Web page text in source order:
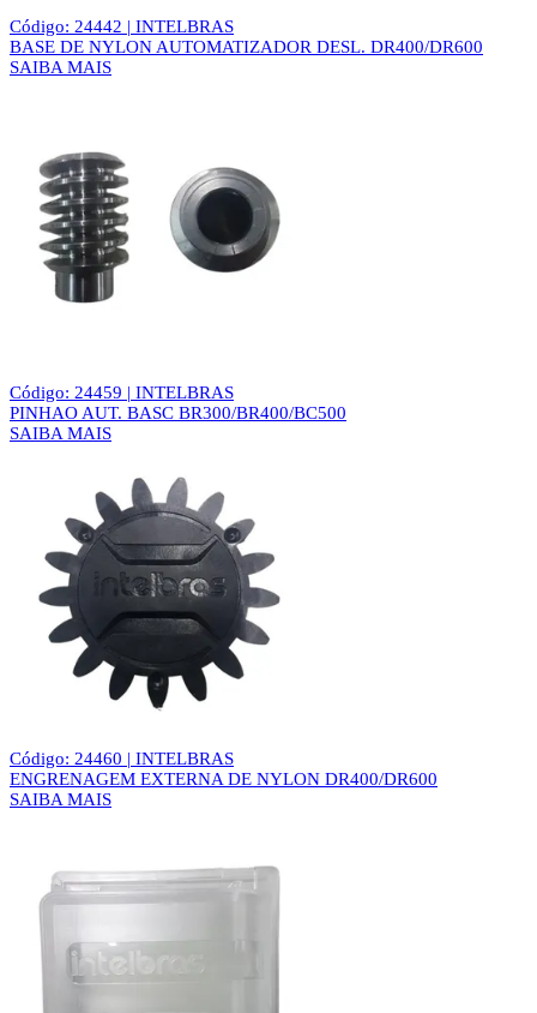
Código: 24442 | INTELBRAS
BASE DE NYLON AUTOMATIZADOR DESL. DR400/DR600
SAIBA MAIS
Código: 24459 | INTELBRAS
PINHAO AUT. BASC BR300/BR400/BC500
SAIBA MAIS
Código: 24460 | INTELBRAS
ENGRENAGEM EXTERNA DE NYLON DR400/DR600
SAIBA MAIS